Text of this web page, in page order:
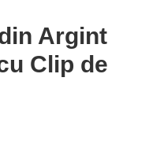
Argint
Clip de